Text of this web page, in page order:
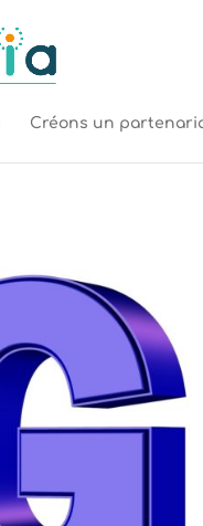
Créons un